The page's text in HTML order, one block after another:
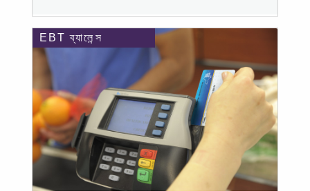
EBT ব্যালেন্স